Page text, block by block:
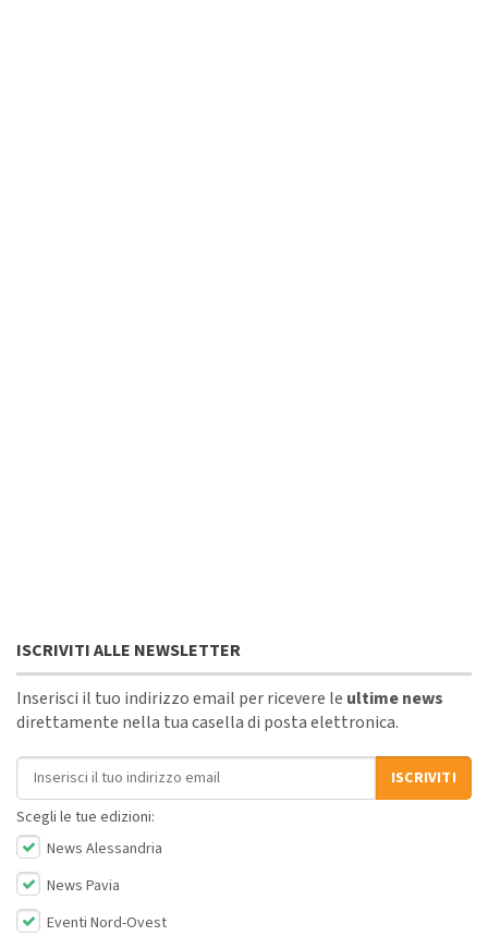
ISCRIVITI ALLE NEWSLETTER
Inserisci il tuo indirizzo email per ricevere le ultime news
direttamente nella tua casella di posta elettronica.
Indirizzo email
ISCRIVITI
Scegli le tue edizioni:
News Alessandria
News Pavia
Eventi Nord-Ovest